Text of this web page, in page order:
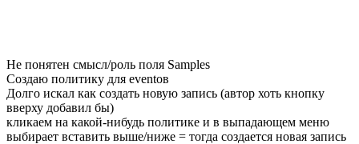
Не понятен смысл/роль поля Samples
Создаю политику для eventов
Долго искал как создать новую запись (автор хоть кнопку
вверху добавил бы)
кликаем на какой-нибудь политике и в выпадающем меню
выбирает вставить выше/ниже = тогда создается новая запись